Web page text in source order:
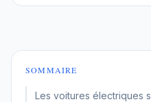
SOMMAIRE
Les voitures électriques